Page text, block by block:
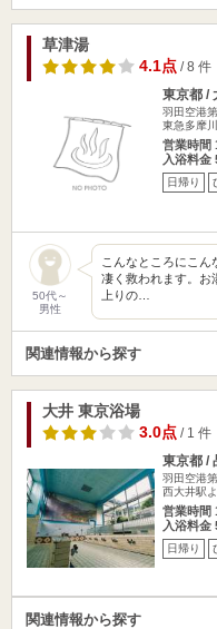
草津湯
4.1点/ 8 件
東京都 /
羽田空港
東急多摩
営業時間
入浴料金
日帰り
50代～
男性
こんなところにこん
凄く救われます。お
上りの…
関連情報から探す
大井 東京浴場
3.0点/ 1 件
東京都 /
羽田空港
西大井駅
営業時間
入浴料金
日帰り
関連情報から探す